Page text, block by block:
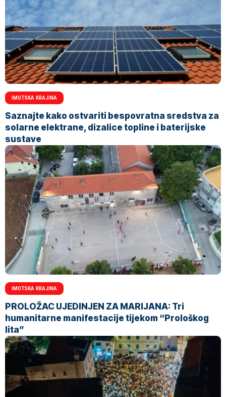
IMOTSKA KRAJINA
Saznajte kako ostvariti bespovratna sredstva za
solarne elektrane, dizalice topline i baterijske
sustave
IMOTSKA KRAJINA
PROLOŽAC UJEDINJEN ZA MARIJANA: Tri
humanitarne manifestacije tijekom “Prološkog
lita”